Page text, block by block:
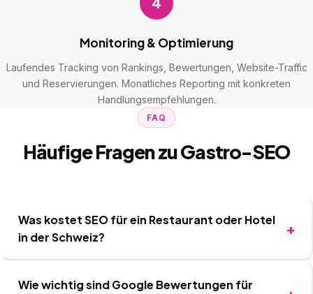
Monitoring & Optimierung
Laufendes Tracking von Rankings, Bewertungen, Website-Traffic
und Reservierungen. Monatliches Reporting mit konkreten
Handlungsempfehlungen.
FAQ
Häufige Fragen zu Gastro-SEO
Was kostet SEO für ein Restaurant oder Hotel
in der Schweiz?
Wie wichtig sind Google Bewertungen für